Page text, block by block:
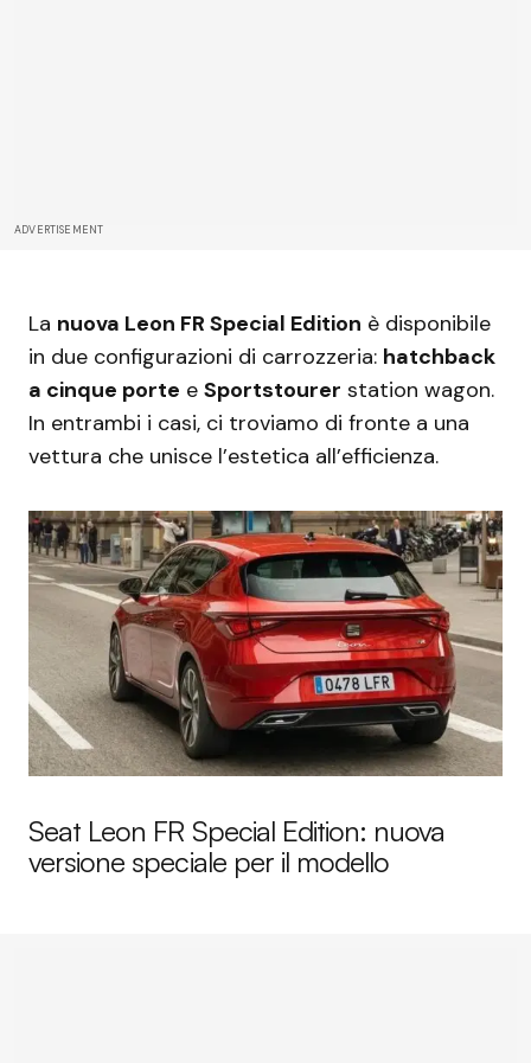
ADVERTISEMENT
La nuova Leon FR Special Edition è disponibile
in due configurazioni di carrozzeria: hatchback
a cinque porte e Sportstourer station wagon.
In entrambi i casi, ci troviamo di fronte a una
vettura che unisce l’estetica all’efficienza.
Seat Leon FR Special Edition: nuova
versione speciale per il modello